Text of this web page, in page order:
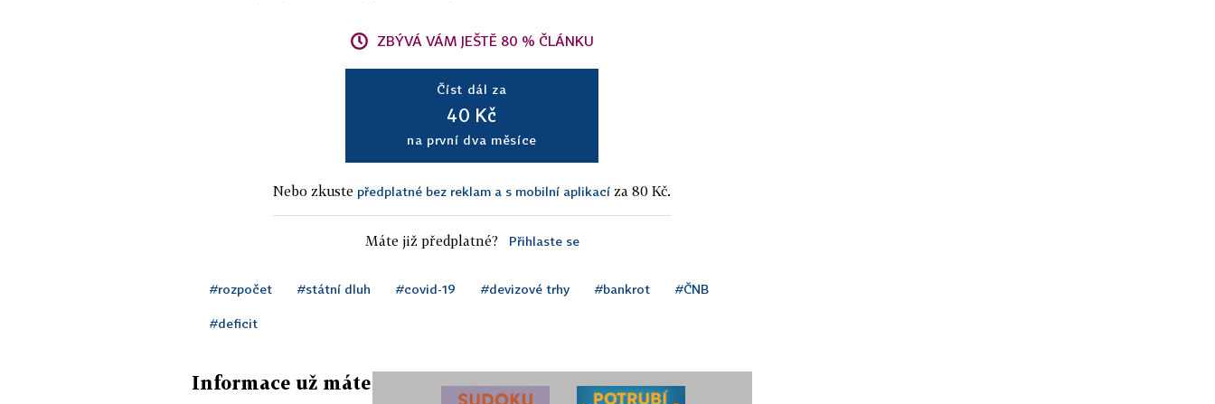
ZBÝVÁ VÁM JEŠTĚ 80 % ČLÁNKU
Číst dál za
40 Kč
na první dva měsíce
Nebo zkuste předplatné bez reklam a s mobilní aplikací za 80 Kč.
Máte již předplatné? Přihlaste se
#rozpočet #státní dluh #covid-19 #devizové trhy #bankrot #ČNB
#deficit
Informace už máte